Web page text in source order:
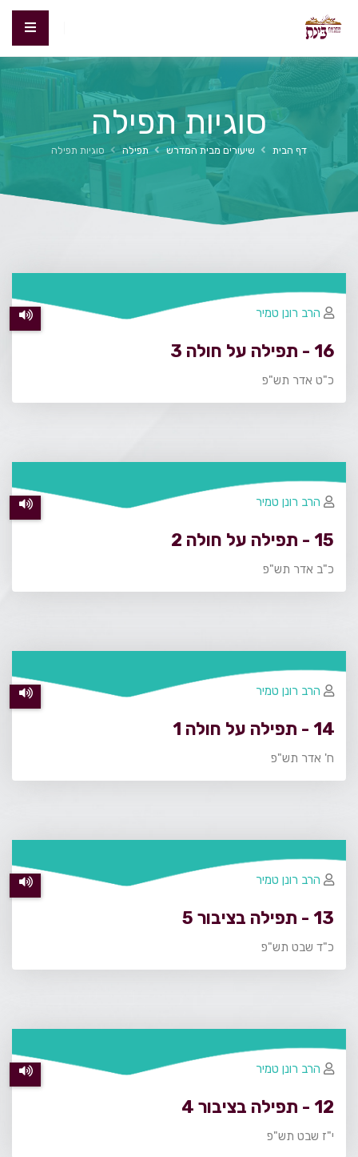
סוגיות תפילה
דף הבית שיעורים מבית המדרש תפילה סוגיות תפילה
16 - תפילה על חולה 3
כ"ט אדר תש"פ
הרב רונן טמיר
15 - תפילה על חולה 2
כ"ב אדר תש"פ
הרב רונן טמיר
14 - תפילה על חולה 1
ח' אדר תש"פ
הרב רונן טמיר
13 - תפילה בציבור 5
כ"ד שבט תש"פ
הרב רונן טמיר
12 - תפילה בציבור 4
י"ז שבט תש"פ
הרב רונן טמיר